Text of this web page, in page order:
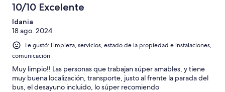
10/10 Excelente
Idania
18 ago. 2024
Le gustó: Limpieza, servicios, estado de la propiedad e instalaciones,
comunicación
Muy limpio!! Las personas que trabajan súper amables, y tiene
muy buena localización, transporte, justo al frente la parada del
bus, el desayuno incluido, lo súper recomiendo